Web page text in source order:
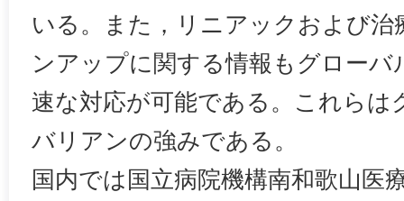
いる。また，リニアックおよび治
ンアップに関する情報もグローバ
速な対応が可能である。これらは
バリアンの強みである。
国内では国立病院機構南和歌山医